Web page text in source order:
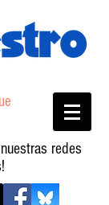
redes